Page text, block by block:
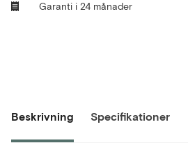
Garanti i 24 månader
Beskrivning Specifikationer